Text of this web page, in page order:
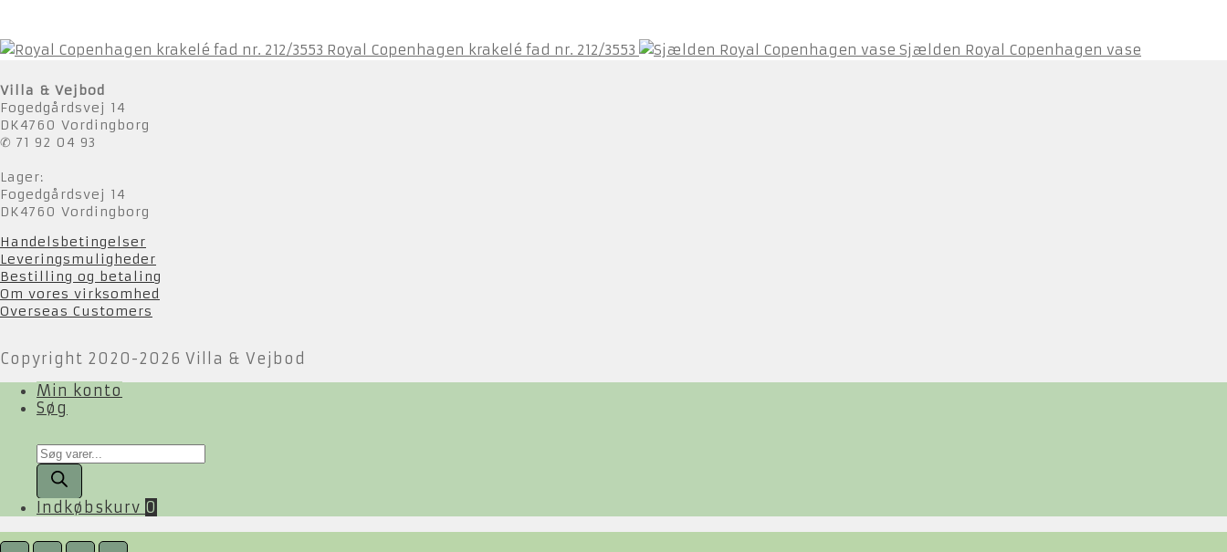
Royal Copenhagen krakelé fad nr. 212/3553 Sjælden Royal Copenhagen vase
Villa & Vejbod
Fogedgårdsvej 14
DK4760 Vordingborg
✆ 71 92 04 93
Lager:
Fogedgårdsvej 14
DK4760 Vordingborg
Handelsbetingelser
Leveringsmuligheder
Bestilling og betaling
Om vores virksomhed
Overseas Customers
Copyright 2020-2026 Villa & Vejbod
Min konto
Søg
Products
search
Indkøbskurv 0